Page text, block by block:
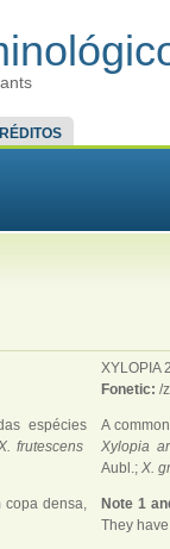
espécies
X. frutescens
densa,
XYLOPIA
Fonetic: /
A
Xylopia
Aubl.; X.
Note 1
They